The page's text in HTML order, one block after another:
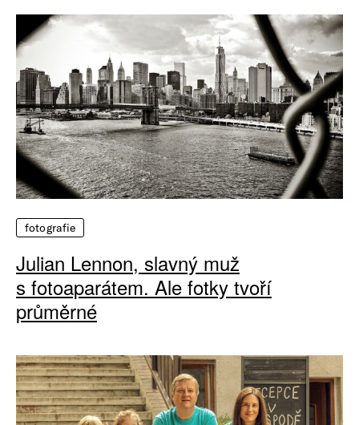
fotografie
Julian Lennon, slavný muž
s fotoaparátem. Ale fotky tvoří
průměrné